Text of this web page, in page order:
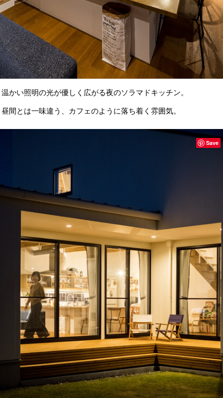
温かい照明の光が優しく広がる夜のソラマドキッチン。
昼間とは一味違う、カフェのように落ち着く雰囲気。
Save